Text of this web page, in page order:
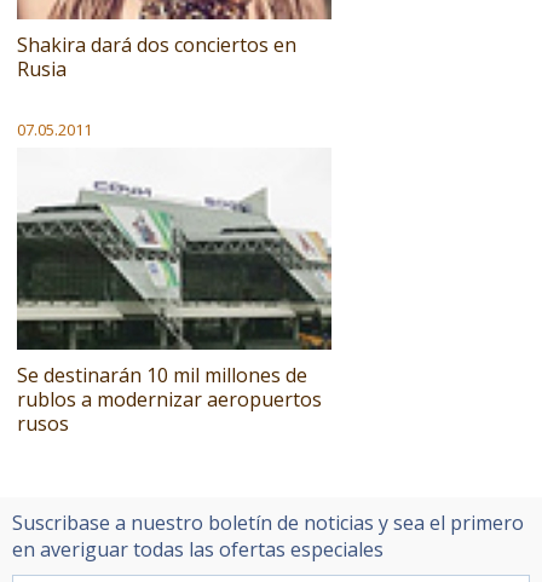
Shakira dará dos conciertos en
Rusia
07.05.2011
Se destinarán 10 mil millones de
rublos a modernizar aeropuertos
rusos
Suscribase a nuestro boletín de noticias y sea el primero
en averiguar todas las ofertas especiales